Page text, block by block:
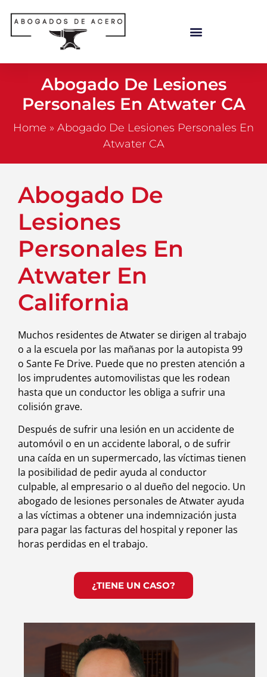
Abogado De Lesiones
Personales En Atwater CA
Home » Abogado De Lesiones Personales En
Atwater CA
Abogado De
Lesiones
Personales En
Atwater En
California
Muchos residentes de Atwater se dirigen al trabajo
o a la escuela por las mañanas por la autopista 99
o Sante Fe Drive. Puede que no presten atención a
los imprudentes automovilistas que les rodean
hasta que un conductor les obliga a sufrir una
colisión grave.
Después de sufrir una lesión en un accidente de
automóvil o en un accidente laboral, o de sufrir
una caída en un supermercado, las víctimas tienen
la posibilidad de pedir ayuda al conductor
culpable, al empresario o al dueño del negocio. Un
abogado de lesiones personales de Atwater ayuda
a las víctimas a obtener una indemnización justa
para pagar las facturas del hospital y reponer las
horas perdidas en el trabajo.
¿TIENE UN CASO?